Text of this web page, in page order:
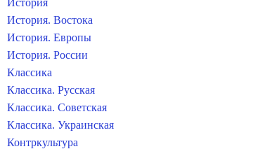
История
История. Востока
История. Европы
История. России
Классика
Классика. Русская
Классика. Советская
Классика. Украинская
Контркультура